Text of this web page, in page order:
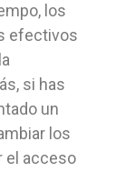
los
efectivos
si has
un
los
el acceso